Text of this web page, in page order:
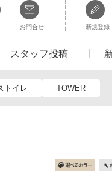
お問合せ 新規登録
スタッフ投稿
トイレ TOWER